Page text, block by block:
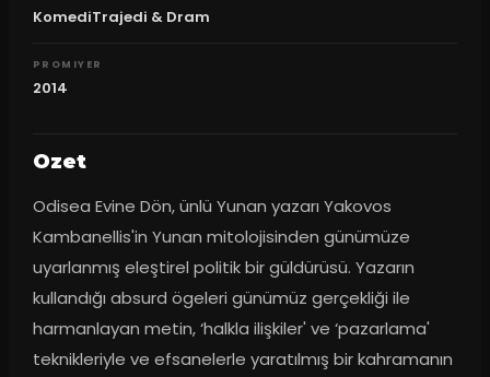
KomediTrajedi & Dram
PROMIYER
2014
Ozet
Odisea Evine Dön, ünlü Yunan yazarı Yakovos
Kambanellis'in Yunan mitolojisinden günümüze
uyarlanmış eleştirel politik bir güldürüsü. Yazarın
kullandığı absurd ögeleri günümüz gerçekliği ile
harmanlayan metin, ‘halkla ilişkiler' ve ‘pazarlama'
teknikleriyle ve efsanelerle yaratılmış bir kahramanın